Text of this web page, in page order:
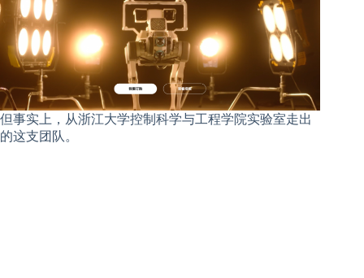
但事实上，从浙江大学控制科学与工程学院实验室走出
的这支团队。